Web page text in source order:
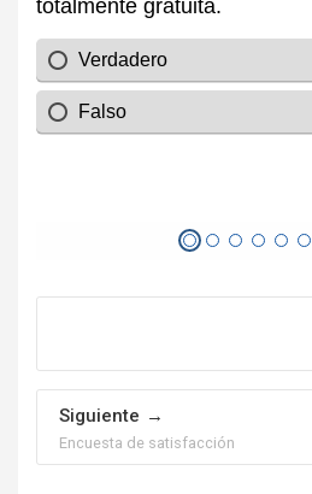
Siguiente
Encuesta de satisfacción